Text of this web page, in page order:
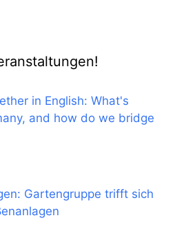
in English: What's
and how do we bridge
Gartengruppe trifft sich